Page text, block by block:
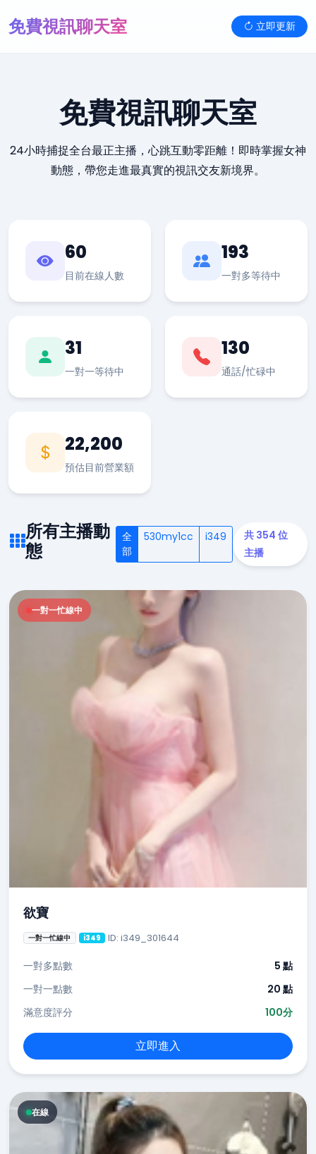
免費視訊聊天室 立即更新
免費視訊聊天室
24小時捕捉全台最正主播，心跳互動零距離！即時掌握女神
動態，帶您走進最真實的視訊交友新境界。
60
目前在線人數
193
一對多等待中
31
一對一等待中
130
通話/忙碌中
22,200
預估目前營業額
所有主播動
態
全
部
530my1cc i349
共 354 位
主播
一對一忙線中
欲寶
一對一忙線中 i349 ID: i349_301644
一對多點數
5 點
一對一點數
20 點
滿意度評分
100分
立即進入
在線